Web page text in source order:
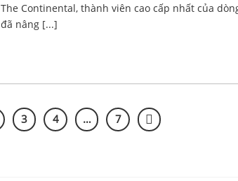
The Continental, thành viên cao cấp nhất của
đã nâng [...]
3 4 … 7